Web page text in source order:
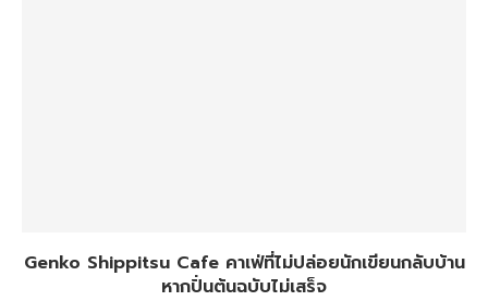
Genko Shippitsu Cafe คาเฟ่ที่ไม่ปล่อยนักเขียนกลับบ้าน
หากปั่นต้นฉบับไม่เสร็จ